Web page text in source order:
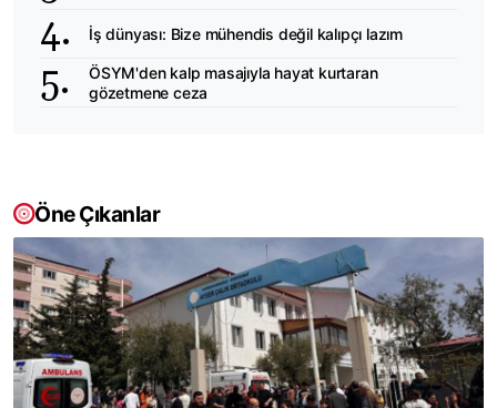
İş dünyası: Bize mühendis değil kalıpçı lazım
ÖSYM'den kalp masajıyla hayat kurtaran
gözetmene ceza
Öne Çıkanlar